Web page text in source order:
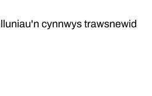
cynnwys trawsnewid